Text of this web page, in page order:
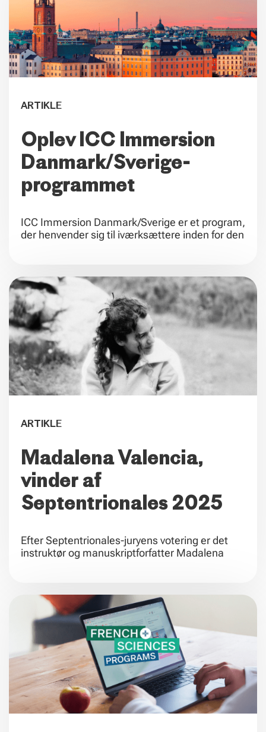
ARTIKLE
Oplev ICC Immersion
Danmark/Sverige-
programmet
ICC Immersion Danmark/Sverige er et program,
der henvender sig til iværksættere inden for den
ARTIKLE
Madalena Valencia,
vinder af
Septentrionales 2025
Efter Septentrionales-juryens votering er det
instruktør og manuskriptforfatter Madalena